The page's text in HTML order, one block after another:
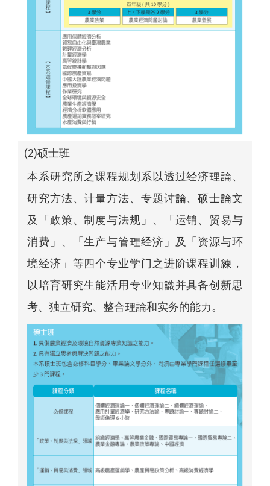
(2)硕士班
本系研究所之课程规划系以透过经济理論、
研究方法、计量方法、专题讨論、硕士論文
及「政策、制度与法规」、「运销、贸易与
消费」、「生产与管理经济」及「资源与环
境经济」等四个专业学门之进阶课程训練，
以培育研究生能活用专业知識并具备创新思
考、独立研究、整合理論和实务的能力。